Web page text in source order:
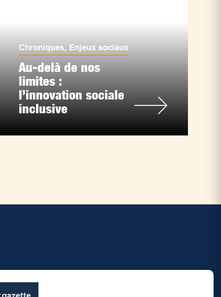
Chroniques, Enjeux sociaux
Au-delà de nos
limites :
l’innovation sociale
inclusive